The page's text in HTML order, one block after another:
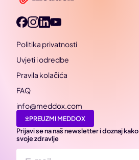
Politika privatnosti
Uvjeti i odredbe
Pravila kolačića
FAQ
info@meddox.com
PREUZMI MEDDOX
Prijavi se na naš newsletter i doznaj
svoje zdravlje